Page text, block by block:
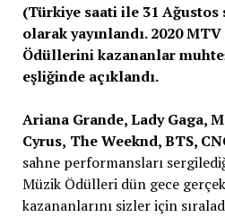
(Türkiye saati ile 31 Ağustos
olarak yayınlandı. 2020
Ödüllerini kazananlar
eşliğinde açıklandı.
Ariana Grande, Lady Gaga,
Cyrus, The Weeknd, BTS,
sahne performansları
Müzik Ödülleri dün gece
kazananlarını sizler için